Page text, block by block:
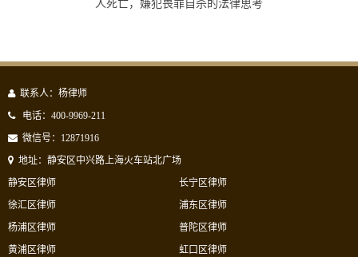
人死亡，嫌犯畏罪自杀的法律思考
联系人：杨律师
电话：400-9969-211
微信号：12871916
地址：静安区中兴路上海火车站北广场
静安区律师
徐汇区律师
杨浦区律师
黄浦区律师
长宁区律师
浦东区律师
普陀区律师
虹口区律师